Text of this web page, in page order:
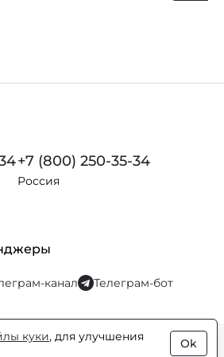
+7 (800) 250-35-34
Россия
канал Телеграм-бот
Интернет-магазин парфюмерии и
куки, для улучшения
Ok